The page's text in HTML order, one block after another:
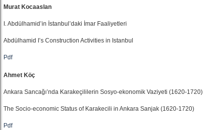
Murat Kocaaslan
I. Abdülhamid’in İstanbul’daki İmar Faaliyetleri
Abdülhamid I’s Construction Activities in Istanbul
Pdf
Ahmet Köç
Ankara Sancağı’nda Karakeçililerin Sosyo-ekonomik Vaziyeti (1620-1720)
The Socio-economic Status of Karakecili in Ankara Sanjak (1620-1720)
Pdf